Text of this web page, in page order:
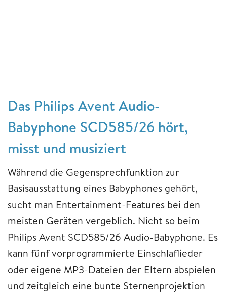
Das Philips Avent Audio-
Babyphone SCD585/26 hört,
misst und musiziert
Während die Gegensprechfunktion zur
Basisausstattung eines Babyphones gehört,
sucht man Entertainment-Features bei den
meisten Geräten vergeblich. Nicht so beim
Philips Avent SCD585/26 Audio-Babyphone. Es
kann fünf vorprogrammierte Einschlaflieder
oder eigene MP3-Dateien der Eltern abspielen
und zeitgleich eine bunte Sternenprojektion